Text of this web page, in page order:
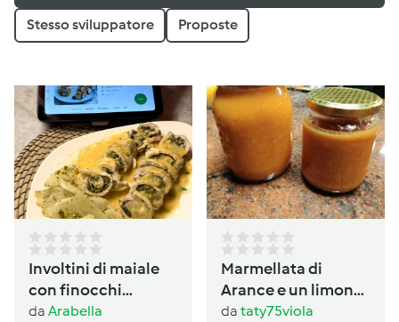
Stesso sviluppatore Proposte
Involtini di maiale
con finocchi
prezzemolati
da Arabella
Marmellata di
Arance e un limone
con buccia
da taty75viola